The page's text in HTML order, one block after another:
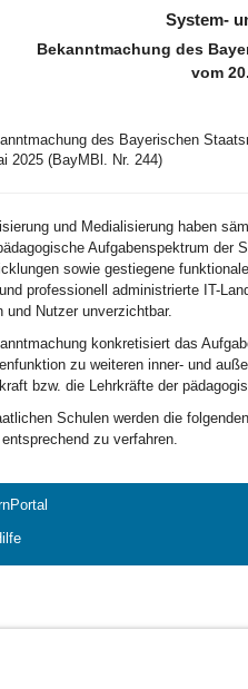
System-
Bekanntmachung des
vom
des Bayerischen
2025 (BayMBl. Nr. 244)
und Medialisierung haben
Aufgabenspektrum der
sowie gestiegene
professionell administrierte IT-
und Nutzer unverzichtbar.
konkretisiert das
zu weiteren inner- und
bzw. die Lehrkräfte der
Schulen werden die
zu verfahren.